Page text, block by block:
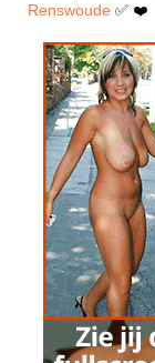
Renswoude ✅ ❤️